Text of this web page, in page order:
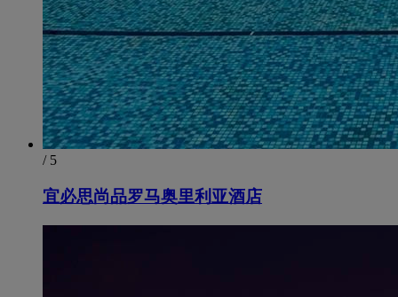
/ 5
宜必思尚品罗马奥里利亚酒店